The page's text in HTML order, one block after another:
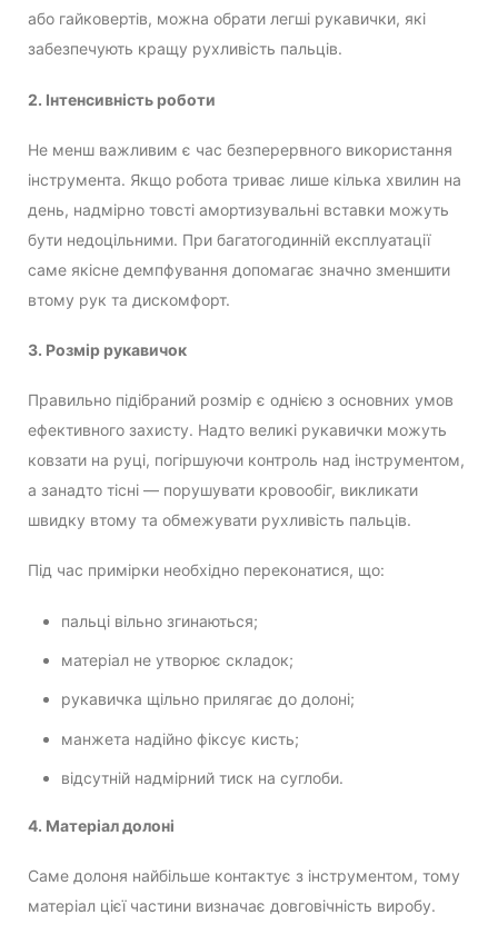
або гайковертів, можна обрати легші рукавички, які
забезпечують кращу рухливість пальців.
2. Інтенсивність роботи
Не менш важливим є час безперервного використання
інструмента. Якщо робота триває лише кілька хвилин на
день, надмірно товсті амортизувальні вставки можуть
бути недоцільними. При багатогодинній експлуатації
саме якісне демпфування допомагає значно зменшити
втому рук та дискомфорт.
3. Розмір рукавичок
Правильно підібраний розмір є однією з основних умов
ефективного захисту. Надто великі рукавички можуть
ковзати на руці, погіршуючи контроль над інструментом,
а занадто тісні — порушувати кровообіг, викликати
швидку втому та обмежувати рухливість пальців.
Під час примірки необхідно переконатися, що:
пальці вільно згинаються;
матеріал не утворює складок;
рукавичка щільно прилягає до долоні;
манжета надійно фіксує кисть;
відсутній надмірний тиск на суглоби.
4. Матеріал долоні
Саме долоня найбільше контактує з інструментом, тому
матеріал цієї частини визначає довговічність виробу.